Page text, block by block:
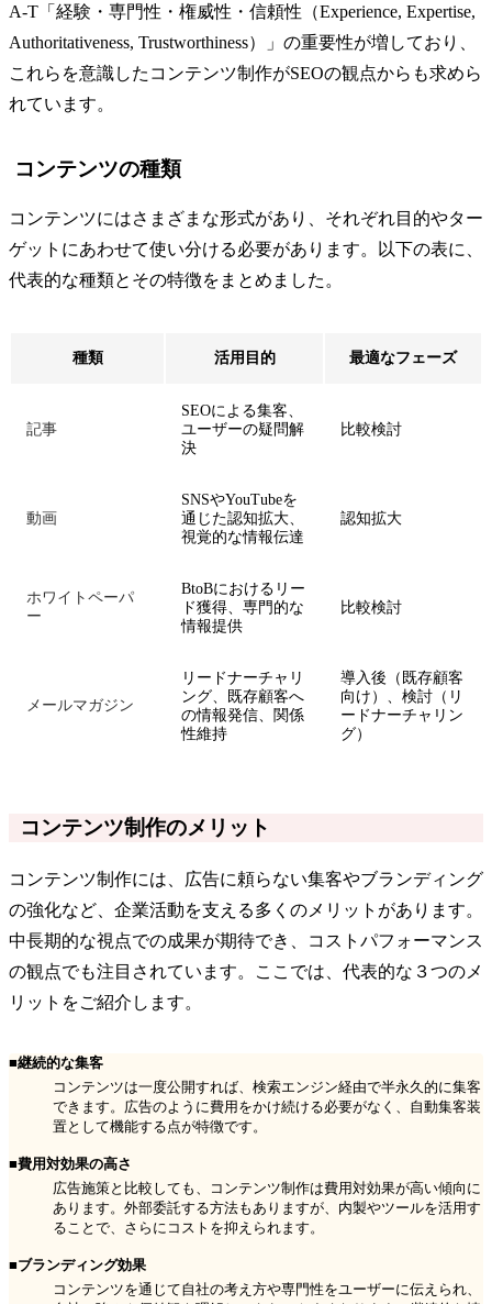
A-T「経験・専門性・権威性・信頼性（Experience, Expertise,
Authoritativeness, Trustworthiness）」の重要性が増しており、
これらを意識したコンテンツ制作がSEOの観点からも求めら
れています。
コンテンツの種類
コンテンツにはさまざまな形式があり、それぞれ目的やター
ゲットにあわせて使い分ける必要があります。以下の表に、
代表的な種類とその特徴をまとめました。
種類 活用目的 最適なフェーズ
記事
SEOによる集客、
ユーザーの疑問解
決
比較検討
動画
SNSやYouTubeを
通じた認知拡大、
視覚的な情報伝達
認知拡大
ホワイトペーパ
ー
BtoBにおけるリー
ド獲得、専門的な
情報提供
比較検討
メールマガジン
リードナーチャリ
ング、既存顧客へ
の情報発信、関係
性維持
導入後（既存顧客
向け）、検討（リ
ードナーチャリン
グ）
コンテンツ制作のメリット
コンテンツ制作には、広告に頼らない集客やブランディング
の強化など、企業活動を支える多くのメリットがあります。
中長期的な視点での成果が期待でき、コストパフォーマンス
の観点でも注目されています。ここでは、代表的な３つのメ
リットをご紹介します。
■継続的な集客
コンテンツは一度公開すれば、検索エンジン経由で半永久的に集客
できます。広告のように費用をかけ続ける必要がなく、自動集客装
置として機能する点が特徴です。
■費用対効果の高さ
広告施策と比較しても、コンテンツ制作は費用対効果が高い傾向に
あります。外部委託する方法もありますが、内製やツールを活用す
ることで、さらにコストを抑えられます。
■ブランディング効果
コンテンツを通じて自社の考え方や専門性をユーザーに伝えられ、